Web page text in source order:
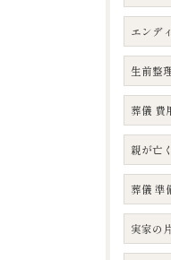
エンデ
生前整
葬儀 費
親が亡
葬儀 準
実家の